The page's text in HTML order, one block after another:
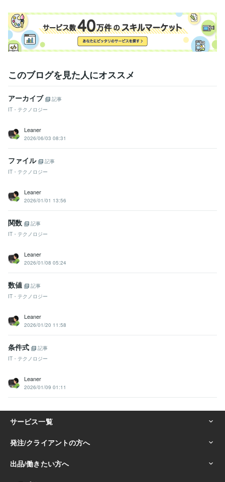
このブログを見た人にオススメ
アーカイブ
記事
IT・テクノロジー
Leaner
2026/06/03 08:31
ファイル
記事
IT・テクノロジー
Leaner
2026/01/01 13:56
関数
記事
IT・テクノロジー
Leaner
2026/01/08 05:24
数値
記事
IT・テクノロジー
Leaner
2026/01/20 11:58
条件式
記事
IT・テクノロジー
Leaner
2026/01/09 01:11